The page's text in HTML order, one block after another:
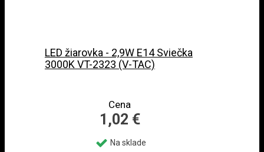
LED žiarovka - 2,9W E14 Sviečka
3000K VT-2323 (V-TAC)
Cena
1,02 €
Na sklade